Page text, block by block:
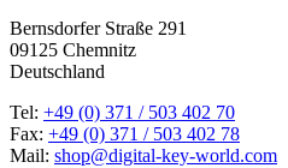
Bernsdorfer Straße 291
09125 Chemnitz
Deutschland
Tel: +49 (0) 371 / 503 402 70
Fax: +49 (0) 371 / 503 402 78
Mail: shop@digital-key-world.com